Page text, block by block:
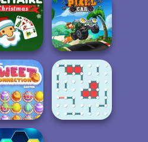
Classic
Hill Climb Pixel
Car